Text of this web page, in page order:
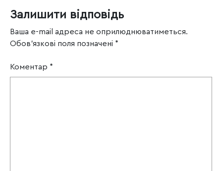
Залишити відповідь
Ваша e-mail адреса не оприлюднюватиметься.
Обов’язкові поля позначені *
Коментар *